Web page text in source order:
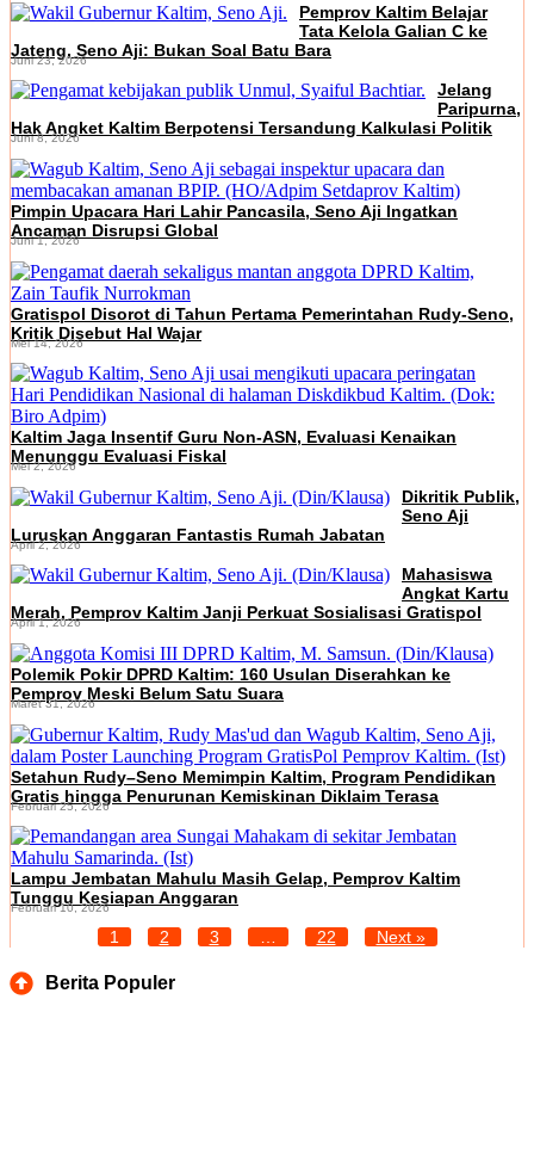
Pemprov Kaltim Belajar
Tata Kelola Galian C ke
Jateng, Seno Aji: Bukan Soal Batu Bara
Juni 23, 2026
Jelang
Paripurna,
Hak Angket Kaltim Berpotensi Tersandung Kalkulasi Politik
Juni 8, 2026
Pimpin Upacara Hari Lahir Pancasila, Seno Aji Ingatkan
Ancaman Disrupsi Global
Juni 1, 2026
Gratispol Disorot di Tahun Pertama Pemerintahan Rudy-Seno,
Kritik Disebut Hal Wajar
Mei 14, 2026
Kaltim Jaga Insentif Guru Non-ASN, Evaluasi Kenaikan
Menunggu Evaluasi Fiskal
Mei 2, 2026
Dikritik Publik,
Seno Aji
Luruskan Anggaran Fantastis Rumah Jabatan
April 2, 2026
Mahasiswa
Angkat Kartu
Merah, Pemprov Kaltim Janji Perkuat Sosialisasi Gratispol
April 1, 2026
Polemik Pokir DPRD Kaltim: 160 Usulan Diserahkan ke
Pemprov Meski Belum Satu Suara
Maret 31, 2026
Setahun Rudy–Seno Memimpin Kaltim, Program Pendidikan
Gratis hingga Penurunan Kemiskinan Diklaim Terasa
Februari 25, 2026
Lampu Jembatan Mahulu Masih Gelap, Pemprov Kaltim
Tunggu Kesiapan Anggaran
Februari 10, 2026
1 2 3 … 22 Next »
Berita Populer